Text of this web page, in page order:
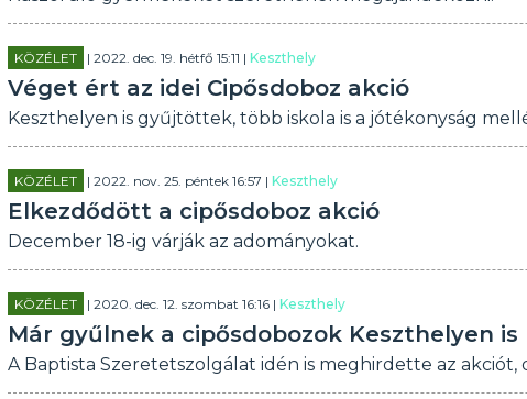
KÖZÉLET | 2022. dec. 19. hétfő 15:11 | Keszthely
Véget ért az idei Cipősdoboz akció
Keszthelyen is gyűjtöttek, több iskola is a jótékonyság
KÖZÉLET | 2022. nov. 25. péntek 16:57 | Keszthely
Elkezdődött a cipősdoboz akció
December 18-ig várják az adományokat.
KÖZÉLET | 2020. dec. 12. szombat 16:16 | Keszthely
Már gyűlnek a cipősdobozok Keszthelyen is
A Baptista Szeretetszolgálat idén is meghirdette az